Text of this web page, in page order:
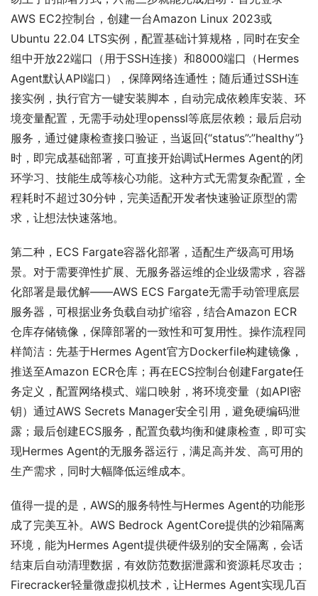
AWS EC2控制台，创建一台Amazon Linux 2023或
Ubuntu 22.04 LTS实例，配置基础计算规格，同时在安全
组中开放22端口（用于SSH连接）和8000端口（Hermes
Agent默认API端口），保障网络连通性；随后通过SSH连
接实例，执行官方一键安装脚本，自动完成依赖库安装、环
境变量配置，无需手动处理openssl等底层依赖；最后启动
服务，通过健康检查接口验证，当返回{“status”:”healthy”}
时，即完成基础部署，可直接开始调试Hermes Agent的闭
环学习、技能生成等核心功能。这种方式无需复杂配置，全
程耗时不超过30分钟，完美适配开发者快速验证原型的需
求，让想法快速落地。
第二种，ECS Fargate容器化部署，适配生产级高可用场
景。对于需要弹性扩展、无服务器运维的企业级需求，容器
化部署是最优解——AWS ECS Fargate无需手动管理底层
服务器，可根据业务负载自动扩缩容，结合Amazon ECR
仓库存储镜像，保障部署的一致性和可复用性。操作流程同
样简洁：先基于Hermes Agent官方Dockerfile构建镜像，
推送至Amazon ECR仓库；再在ECS控制台创建Fargate任
务定义，配置网络模式、端口映射，将环境变量（如API密
钥）通过AWS Secrets Manager安全引用，避免硬编码泄
露；最后创建ECS服务，配置负载均衡和健康检查，即可实
现Hermes Agent的无服务器运行，满足高并发、高可用的
生产需求，同时大幅降低运维成本。
值得一提的是，AWS的服务特性与Hermes Agent的功能形
成了完美互补。AWS Bedrock AgentCore提供的沙箱隔离
环境，能为Hermes Agent提供硬件级别的安全隔离，会话
结束后自动清理数据，有效防范数据泄露和资源耗尽攻击；
Firecracker轻量微虚拟机技术，让Hermes Agent实现几百